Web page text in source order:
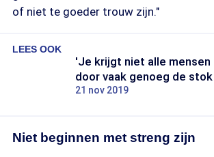
of niet te goeder trouw zijn."
LEES OOK
'Je krijgt niet alle mensen
door vaak genoeg de
21 nov 2019
Niet beginnen met streng zijn